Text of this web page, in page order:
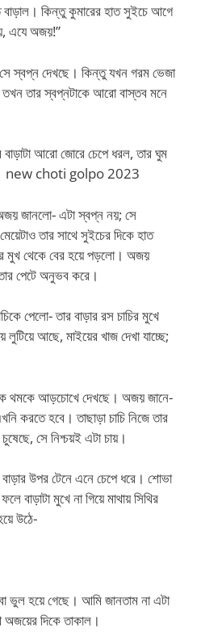
কিন্তু কুমারের হাত সুইচে আগে
এযে অজয়!”
স্বপ্ন দেখছে। কিন্তু যখন গরম ভেজা
তখন তার স্বপ্নটাকে আরো বাস্তব মনে
আরো জোরে চেপে ধরল, তার ঘুম
new choti golpo 2023
জানলো- এটা স্বপ্ন নয়; সে
তার সাথে সুইচের দিকে হাত
মুখ থেকে বের হয়ে পড়লো। অজয়
পেটে অনুভব করে।
পেলো- তার বাড়ার রস চাচির মুখে
আছে, মাইয়ের খাজ দেখা যাচ্ছে;
থমকে আড়চোখে দেখছে। অজয় জানে-
করতে হবে। তাছাড়া চাচি নিজে তার
সে নিশ্চয়ই এটা চায়।
বাড়ার উপর টেনে এনে চেপে ধরে। শোভা
বাড়াটা মুখে না গিয়ে মাথায় সিথির
উঠে-
ভুল হয়ে গেছে। আমি জানতাম না এটা
দিকে তাকাল।